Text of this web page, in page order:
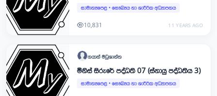
සාමාන්‍යපෙළ • සෞඛ්‍යය හා ශාරීරික අධ්‍යාපනය
10,831 11 YEARS AGO
ගයාන් මධුශාන්ත
මිනිස් සිරුරේ පද්ධති 07 (ස්නායු පද්ධතිය 3)
සාමාන්‍යපෙළ • සෞඛ්‍යය හා ශාරීරික අධ්‍යාපනය